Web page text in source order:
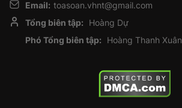
Email: toasoan.vhnt@gmail.com
Tổng biên tập:
Hoàng Dự
Phó Tổng biên tập:
Hoàng Thanh Xuân